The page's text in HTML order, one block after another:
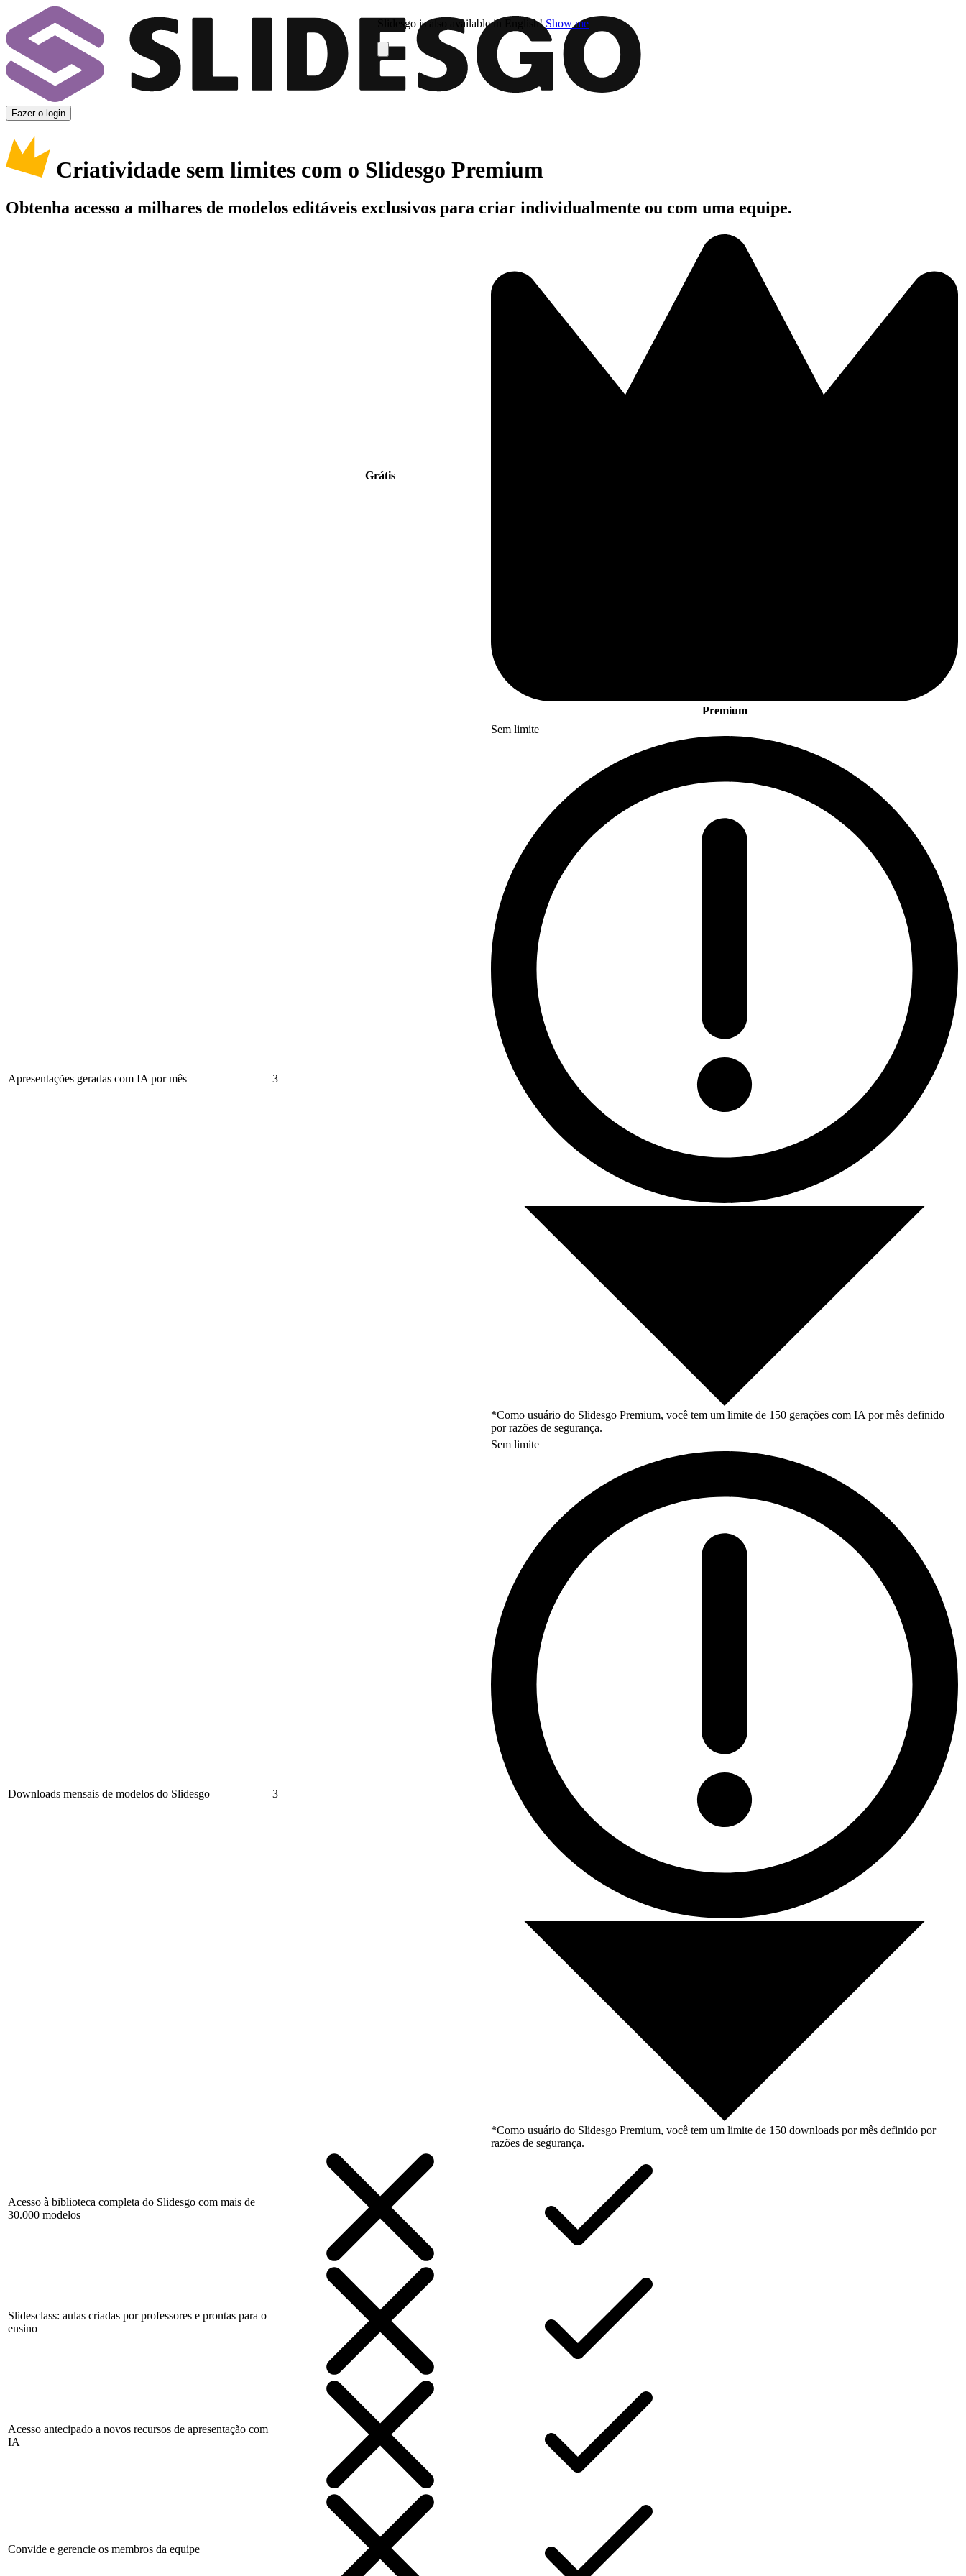
Slidesgo is also available in English! Show me
Fazer o login
Criatividade sem limites com o Slidesgo Premium
Obtenha acesso a milhares de modelos editáveis exclusivos para criar individualmente ou com uma equipe.
Grátis
Premium
Apresentações geradas com IA por mês 3
Sem limite
*Como usuário do Slidesgo Premium, você tem um limite de 150 gerações com IA por mês definido
por razões de segurança.
Downloads mensais de modelos do Slidesgo 3
Sem limite
*Como usuário do Slidesgo Premium, você tem um limite de 150 downloads por mês definido por
razões de segurança.
Acesso à biblioteca completa do Slidesgo com mais de
30.000 modelos
Slidesclass: aulas criadas por professores e prontas para o
ensino
Acesso antecipado a novos recursos de apresentação com
IA
Convide e gerencie os membros da equipe